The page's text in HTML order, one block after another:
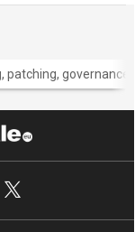
governance,